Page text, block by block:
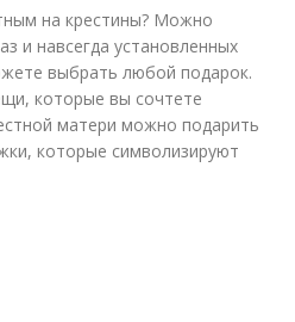
на крестины? Можно
и навсегда установленных
выбрать любой подарок.
которые вы сочтете
матери можно подарить
которые символизируют